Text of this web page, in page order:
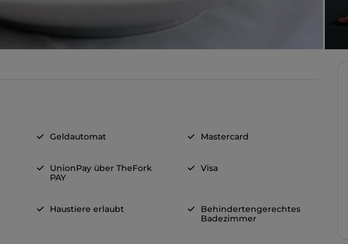
Geldautomat Mastercard
UnionPay über TheFork
PAY
Visa
Haustiere erlaubt
Behindertengerechtes
Badezimmer